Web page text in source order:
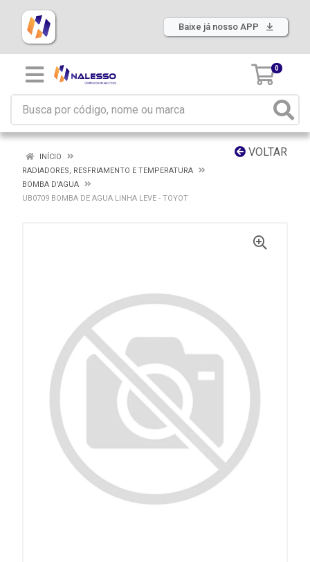
Baixe já nosso APP
0
VOLTAR
INÍCIO
RADIADORES, RESFRIAMENTO E TEMPERATURA
BOMBA D'AGUA
UB0709 BOMBA DE AGUA LINHA LEVE - TOYOT